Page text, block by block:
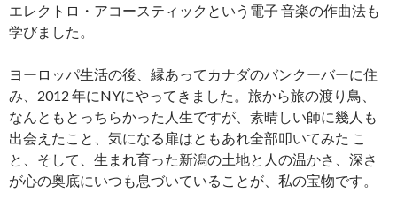
エレクトロ・アコースティックという電子 音楽の作曲法も
学びました。
ヨーロッパ生活の後、縁あってカナダのバンクーバーに住
み、2012 年にNYにやってきました。旅から旅の渡り鳥、
なんともとっちらかった人生ですが、素晴しい師に幾人も
出会えたこと、気になる扉はともあれ全部叩いてみた こ
と、そして、生まれ育った新潟の土地と人の温かさ、深さ
が心の奥底にいつも息づいていることが、私の宝物です。